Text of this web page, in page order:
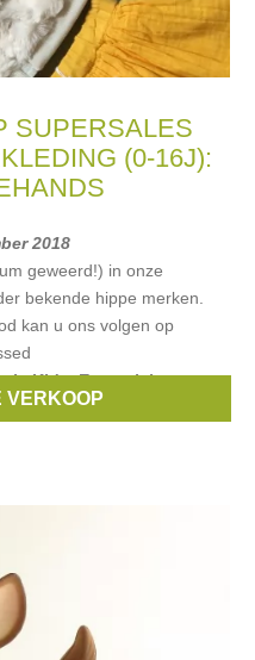
SUPERSALES
(0-16J):
2018
geweerd!) in onze
bekende hippe merken.
kan u ons volgen op
Kids,Essentiel,
VERKOOP